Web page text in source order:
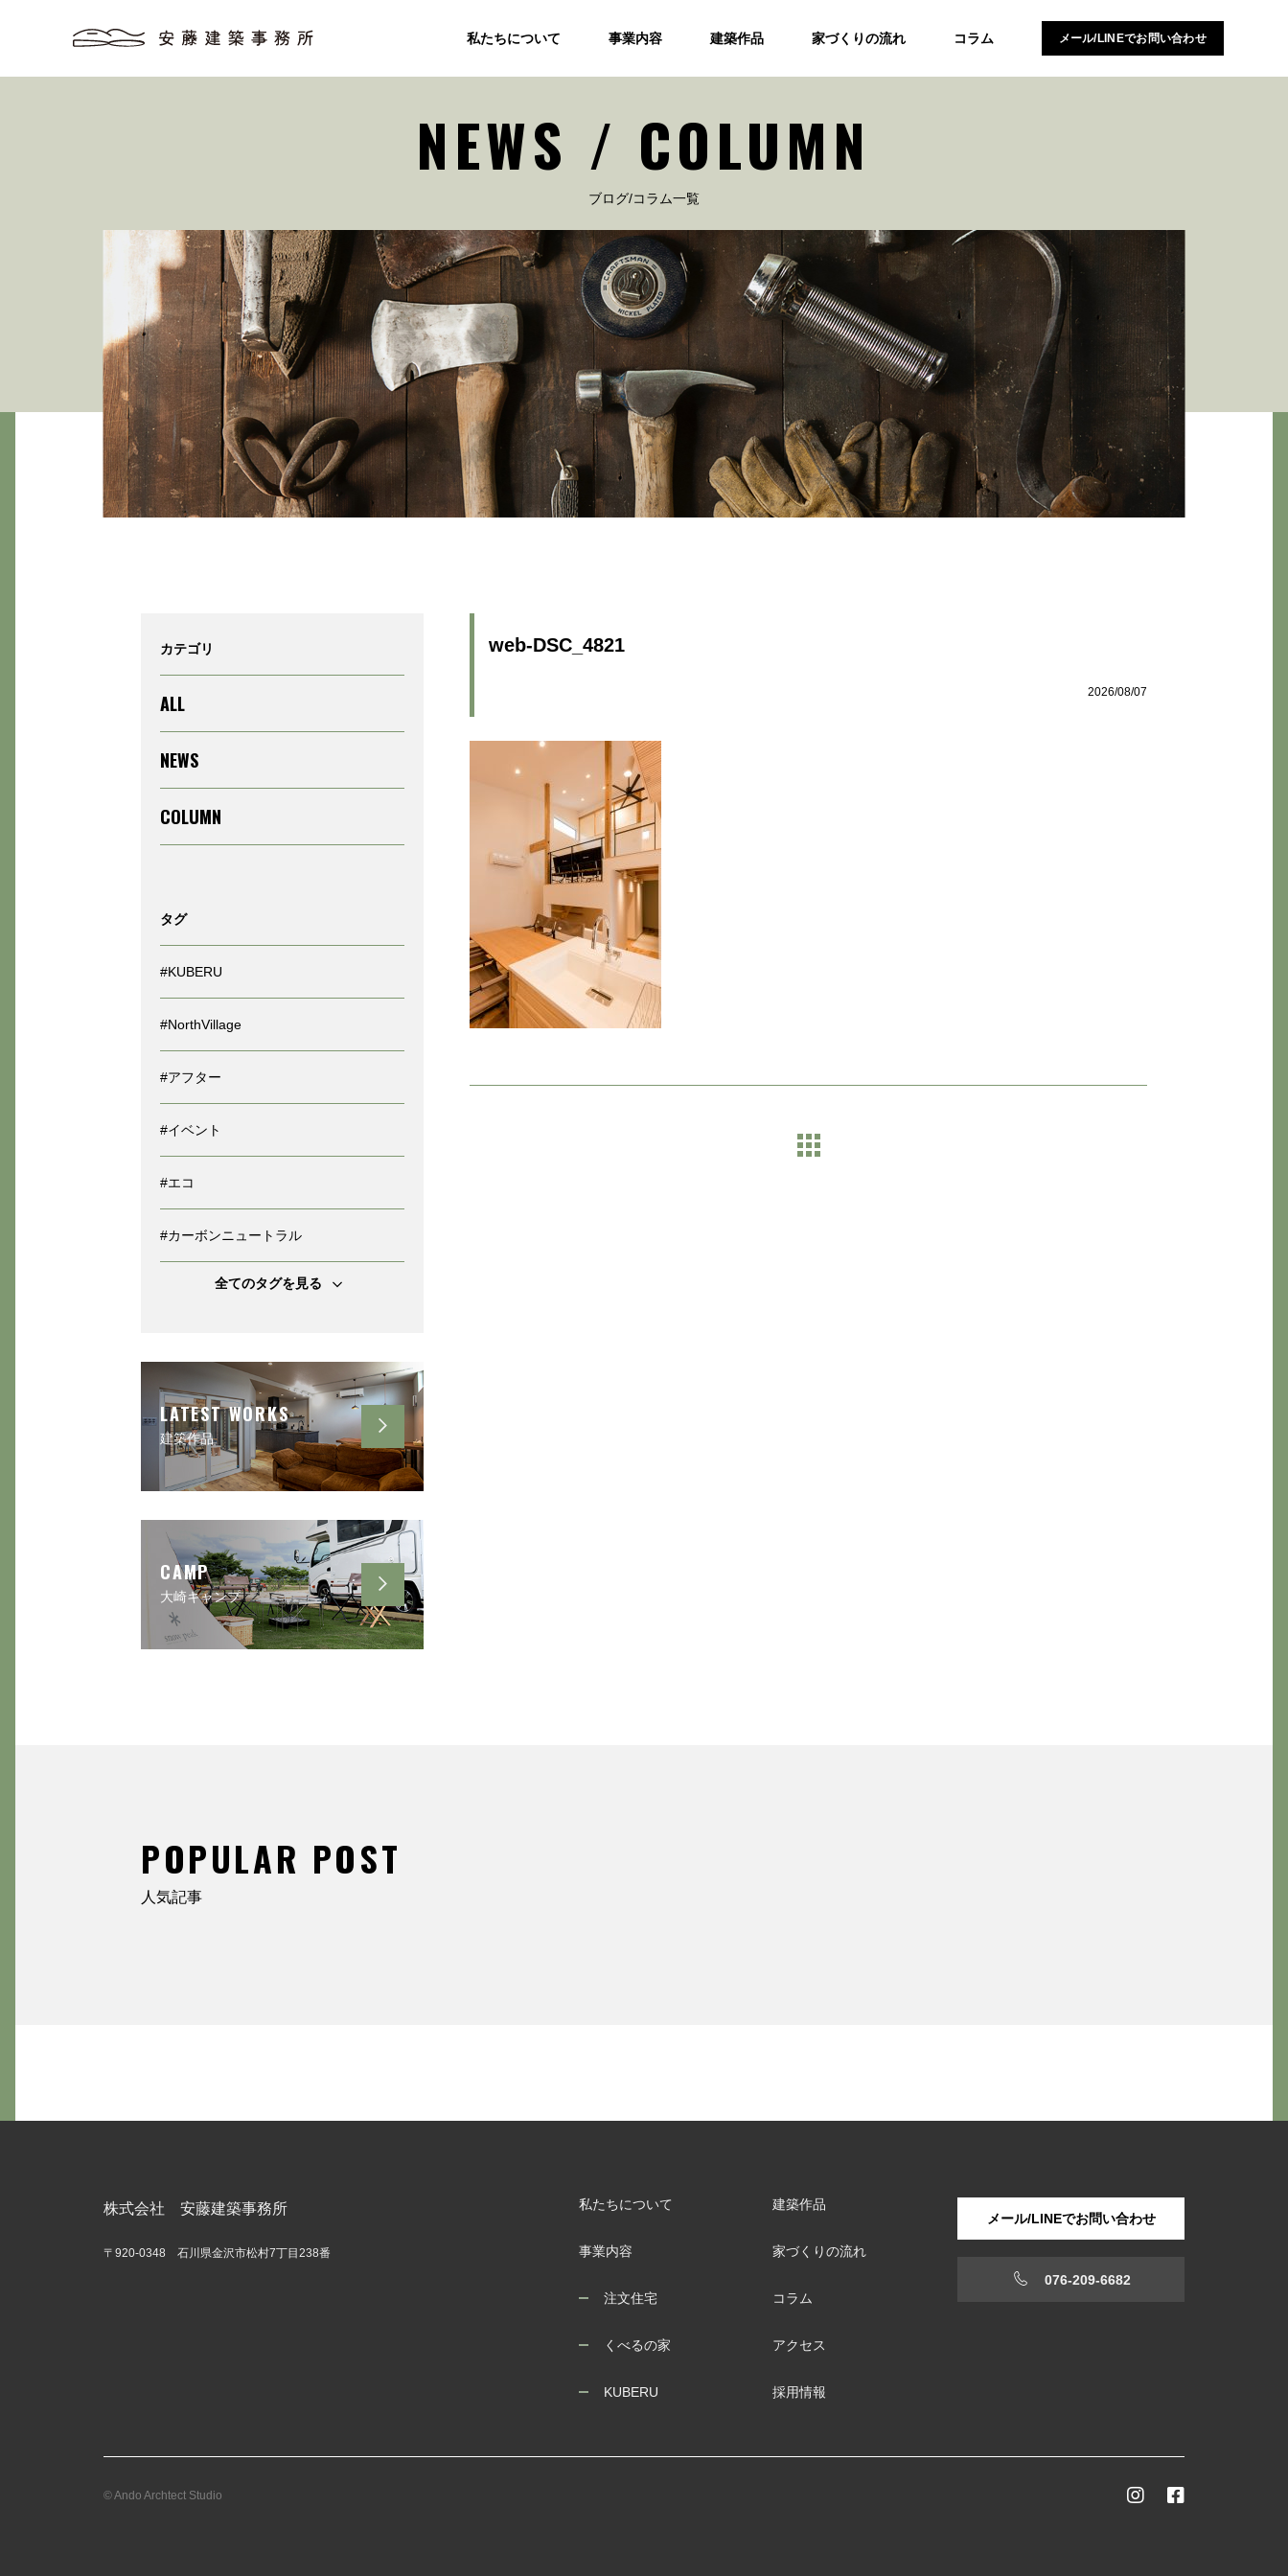
私たちについて 事業内容 建築作品 家づくりの流れ コラム メール/LINEでお問い合わせ
NEWS / COLUMN
ブログ/コラム一覧
カテゴリ
ALL
NEWS
COLUMN
タグ
#KUBERU
#NorthVillage
#アフター
#イベント
#エコ
#カーボンニュートラル
全てのタグを見る
LATEST WORKS
建築作品
CAMP
大崎キャンプ
web-DSC_4821
2026/08/07
POPULAR POST
人気記事
株式会社 安藤建築事務所
〒920-0348 石川県金沢市松村7丁目238番
私たちについて
事業内容
注文住宅
くべるの家
KUBERU
建築作品
家づくりの流れ
コラム
アクセス
採用情報
メール/LINEでお問い合わせ
076-209-6682
© Ando Archtect Studio